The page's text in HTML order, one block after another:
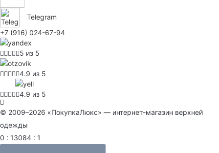
Telegram
+7 (916) 024-67-94
5 из 5
4.9 из 5
4.9 из 5
© 2009–2026 «ПокупкаЛюкс» — интернет-магазин верхней
одежды
0 : 13084 : 1